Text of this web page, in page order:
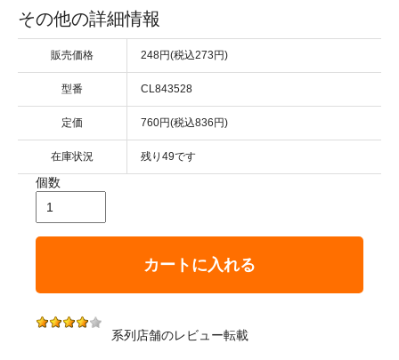
その他の詳細情報
販売価格 248円(税込273円)
型番 CL843528
定価 760円(税込836円)
在庫状況 残り49です
個数
カートに入れる
系列店舗のレビュー転載